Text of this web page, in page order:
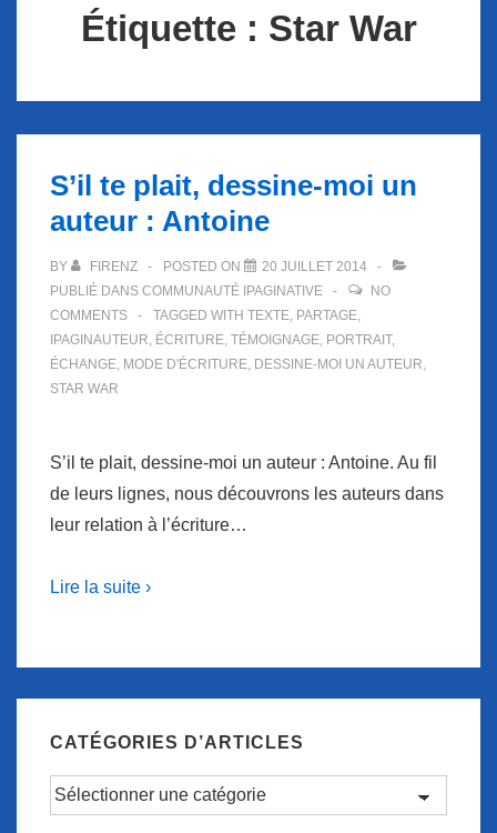
Étiquette : Star War
S’il te plait, dessine-moi un
auteur : Antoine
BY FIRENZ POSTED ON
20 JUILLET 2014
PUBLIÉ DANS COMMUNAUTÉ IPAGINATIVE
NO
COMMENTS
TAGGED WITH TEXTE, PARTAGE,
IPAGINAUTEUR, ÉCRITURE, TÉMOIGNAGE, PORTRAIT,
ÉCHANGE, MODE D'ÉCRITURE, DESSINE-MOI UN AUTEUR,
STAR WAR
S’il te plait, dessine-moi un auteur : Antoine. Au fil
de leurs lignes, nous découvrons les auteurs dans
leur relation à l’écriture…
Lire la suite ›
CATÉGORIES D’ARTICLES
Catégories